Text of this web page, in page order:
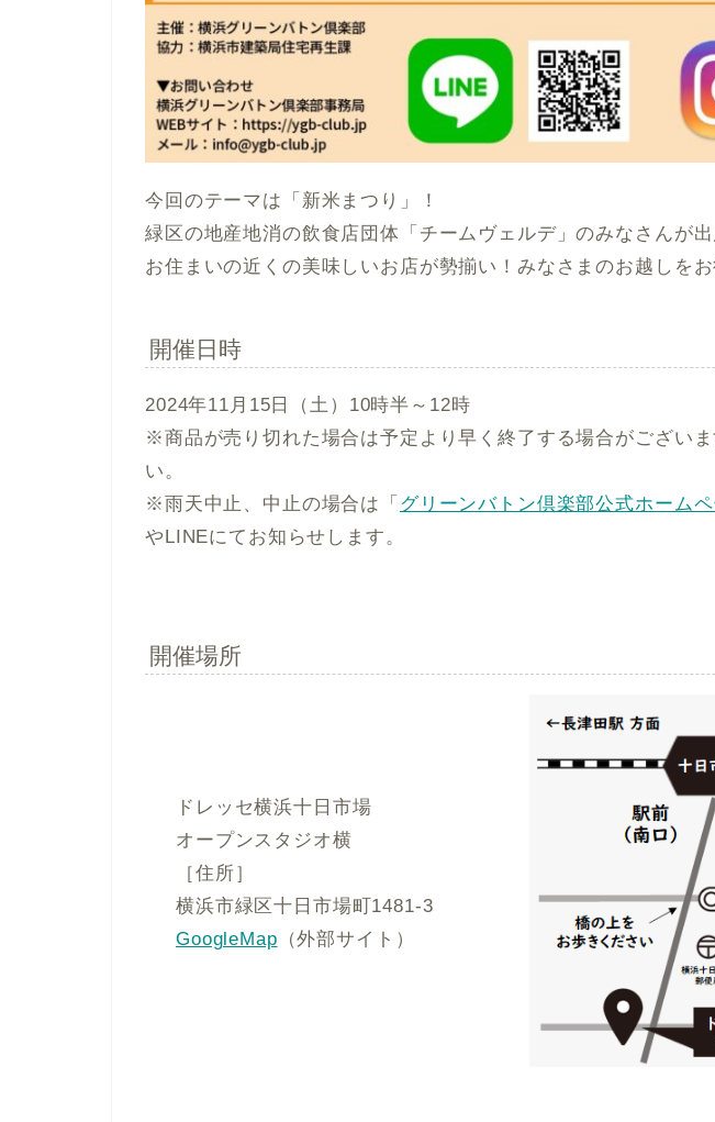
今回のテーマは「新米まつり」！
緑区の地産地消の飲食店団体「チームヴェルデ」のみなさんが出
お住まいの近くの美味しいお店が勢揃い！みなさまのお越しをお
開催日時
2024年11月15日（土）10時半～12時
※商品が売り切れた場合は予定より早く終了する場合がござい
い。
※雨天中止、中止の場合は「 グリーンバトン倶楽部公式ホーム
やLINEにてお知らせします。
開催場所
ドレッセ横浜十日市場
オープンスタジオ横
［住所］
横浜市緑区十日市場町1481-3
GoogleMap （外部サイト）